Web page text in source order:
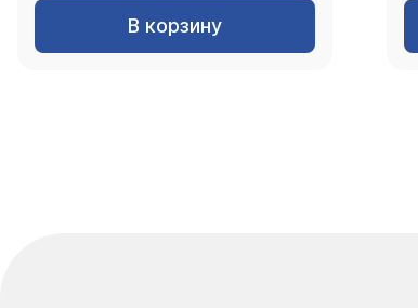
В корзину